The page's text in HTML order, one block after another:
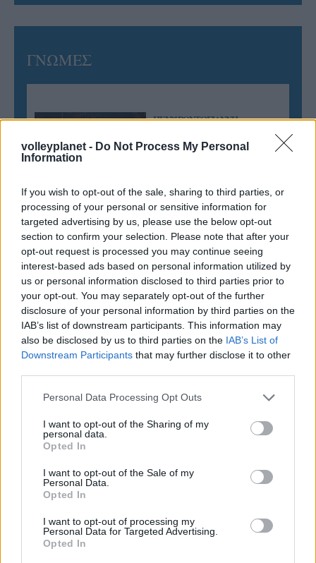
volleyplanet - Do Not Process My Personal
Information
If you wish to opt-out of the sale, sharing to third parties, or
processing of your personal or sensitive information for
targeted advertising by us, please use the below opt-out
section to confirm your selection. Please note that after your
opt-out request is processed you may continue seeing
interest-based ads based on personal information utilized by
us or personal information disclosed to third parties prior to
your opt-out. You may separately opt-out of the further
disclosure of your personal information by third parties on the
IAB’s list of downstream participants. This information may
also be disclosed by us to third parties on the IAB’s List of
Downstream Participants that may further disclose it to other
Please note that this website/app uses one or more Google
not limited to your visit or usage behaviour. You may click to
grant or deny consent to Google and its third-party tags to
use your data for below specified purposes in below Google
consent section.
Personal Data Processing Opt Outs
I want to opt-out of the Sharing of my
personal data.
Opted In
I want to opt-out of the Sale of my
Personal Data.
Opted In
I want to opt-out of processing my
Personal Data for Targeted Advertising.
Opted In
ΓΝΩΜΕΣ
ΠΕΝΥ ΡΟΝΤΟΓΙΑΝΝΗ
Από την Περούτζια του 2000
Παναθηναϊκού με την
ιστορία
ΗΛΙΑΣ ΠΑΠΑΪΩΑΝΝΟΥ
08/03/2026
Αναγνώριση και σεβασμός
οι σημαντικότερες νίκες του
Α.Ο. Θήρας